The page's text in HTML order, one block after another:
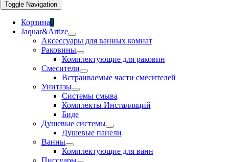
Toggle Navigation
Корзина0
Jaquar&Artize
Аксессуары для ванных комнат
Раковины
Комплектующие для раковин
Смесители
Встраиваемые части смесителей
Унитазы
Системы смыва
Комплекты Инсталляций
Биде
Душевые системы
Душевые панели
Ванны
Комплектующие для ванн
Писсуары